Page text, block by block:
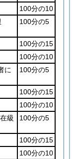
100分の10
100分の5
100分の15
100分の10
に
100分の5
100分の15
100分の10
級
100分の5
100分の15
100分の10